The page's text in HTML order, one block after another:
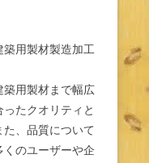
用製材製造加工
築用製材まで幅広
たクオリティと
、品質について
くのユーザーや企